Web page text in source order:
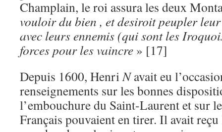
Champlain, le roi assura les deux
vouloir du bien , et desiroit peupler
avec leurs ennemis (qui sont les
forces pour les vaincre » [17]
Depuis 1600, HenriNavait eu
renseignements sur les bonnes
l’embouchure du Saint-Laurent et sur
Français pouvaient en tirer. Il avait